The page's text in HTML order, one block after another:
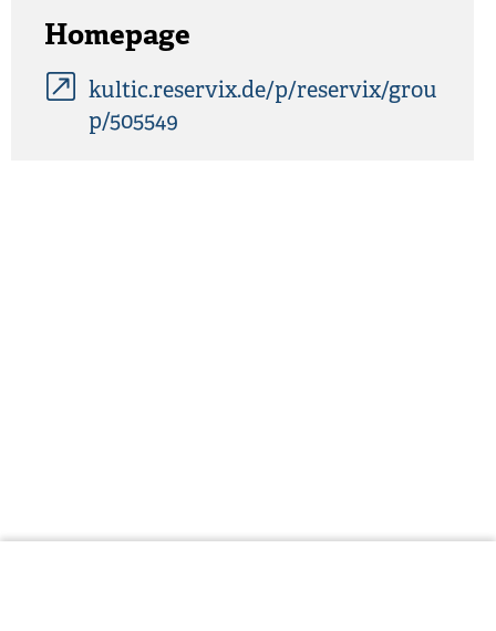
Homepage
kultic.reservix.de/p/reservix/grou
p/505549